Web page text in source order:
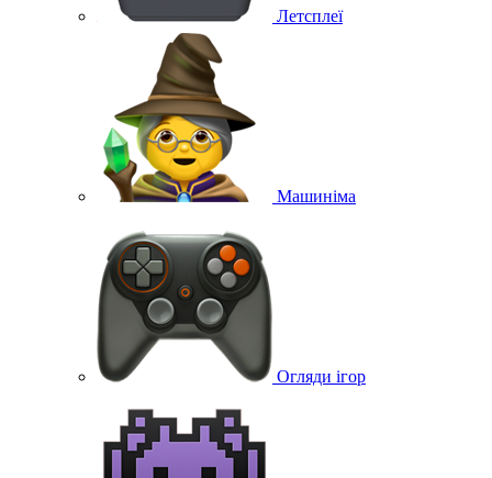
Летсплеї
Машиніма
Огляди ігор